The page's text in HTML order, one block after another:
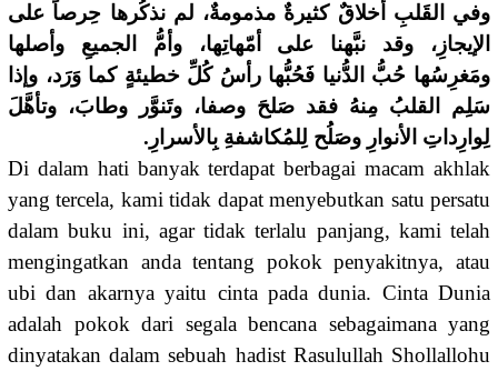
وفي القَلبِ أخلاقٌ كثيرةٌ مذمومةٌ، لم نذكُرها حِرصاً على
الإيجازِ، وقد نبَّهنا على أمّهاتِها، وأمُّ الجميعِ وأصلها
ومَغرِسُها حُبُّ الدُّنيا فَحُبُّها رأسُ كُلِّ خطيئةٍ كما وَرَد، وإذا
سَلِم القلبُ مِنهُ فقد صَلحَ وصفا، وتَنوَّر وطابَ، وتأهَّلَ
لِوارِداتِ الأنوارِ وصَلُح لِلمُكاشفةِ بِالأسرارِ.
Di dalam hati banyak terdapat berbagai macam akhlak
yang tercela, kami tidak dapat menyebutkan satu persatu
dalam buku ini, agar tidak terlalu panjang, kami telah
mengingatkan anda tentang pokok penyakitnya, atau
ubi dan akarnya yaitu cinta pada dunia. Cinta Dunia
adalah pokok dari segala bencana sebagaimana yang
dinyatakan dalam sebuah hadist Rasulullah Shollallohu